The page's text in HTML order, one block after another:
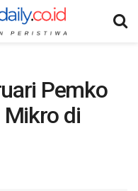
Pemko
Mikro di